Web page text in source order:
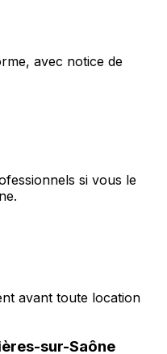
avec notice de
si vous le
avant toute location
sur-Saône